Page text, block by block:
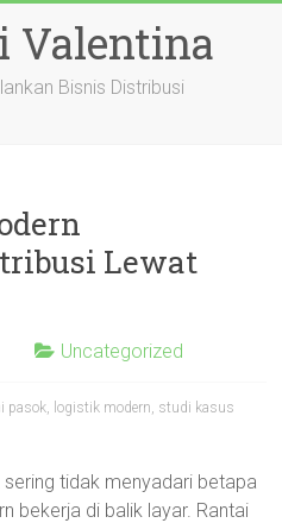
Valentina
Bisnis Distribusi
Lewat
Uncategorized
pasok, logistik modern, studi kasus
tidak menyadari betapa
bekerja di balik layar. Rantai